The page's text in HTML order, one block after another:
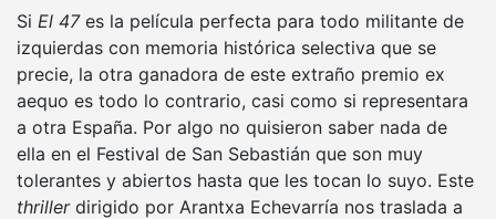
Si El 47es la película perfecta para todo militante de
izquierdas con memoria histórica selectiva que se
precie, la otra ganadora de este extraño premio ex
aequo es todo lo contrario, casi como si representara
a otra España. Por algo no quisieron saber nada de
ella en el Festival de San Sebastián que son muy
tolerantes y abiertos hasta que les tocan lo suyo. Este
thrillerdirigido por Arantxa Echevarría nos traslada a